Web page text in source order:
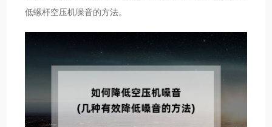
低螺杆空压机噪音的方法。